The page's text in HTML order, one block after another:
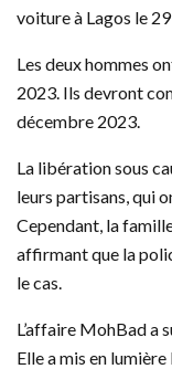
voiture à Lagos le
Les deux hommes
2023. Ils devront
décembre 2023.
La libération sous
leurs partisans, qui
Cependant, la
affirmant que la
le cas.
L’affaire MohBad a
Elle a mis en